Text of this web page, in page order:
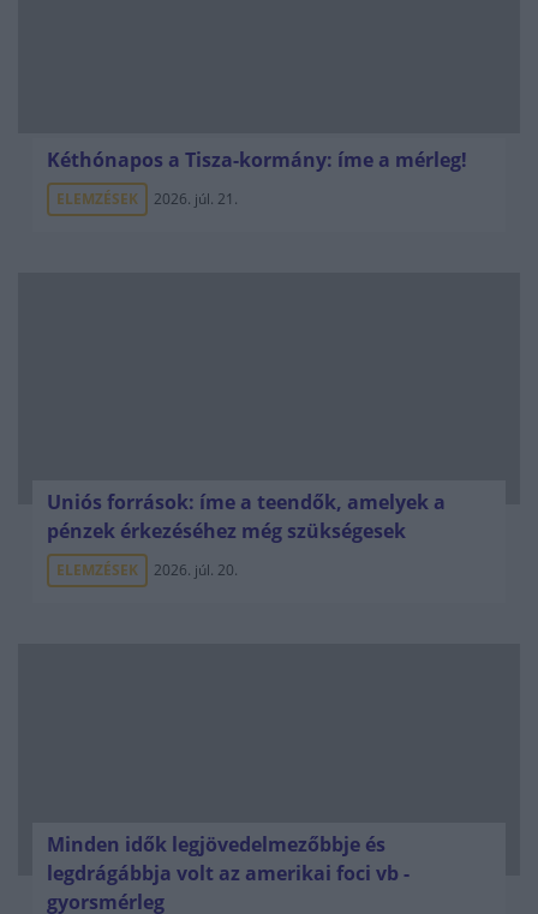
Kéthónapos a Tisza-kormány: íme a mérleg!
ELEMZÉSEK 2026. júl. 21.
Uniós források: íme a teendők, amelyek a
pénzek érkezéséhez még szükségesek
ELEMZÉSEK 2026. júl. 20.
Minden idők legjövedelmezőbbje és
legdrágábbja volt az amerikai foci vb -
gyorsmérleg